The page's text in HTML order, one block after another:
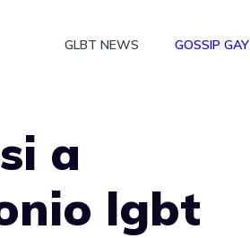
GLBT NEWS GOSSIP GAY
a
lgbt